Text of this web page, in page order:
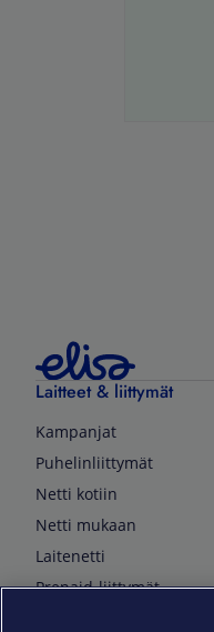
Laitteet & liittymät
Kampanjat
Puhelinliittymät
Netti kotiin
Netti mukaan
Laitenetti
Prepaid-liittymät